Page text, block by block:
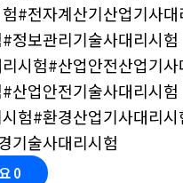
#전자계산기산업기사대
정보관리기술사대리시험
시험#산업안전산업기사
산업안전기술사대리시험
험#환경산업기사대리시
기술사대리시험
0